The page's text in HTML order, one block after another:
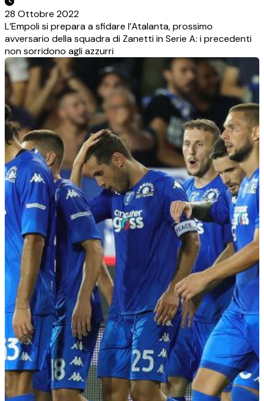
28 Ottobre 2022
L’Empoli si prepara a sfidare l’Atalanta, prossimo
avversario della squadra di Zanetti in Serie A: i precedenti
non sorridono agli azzurri